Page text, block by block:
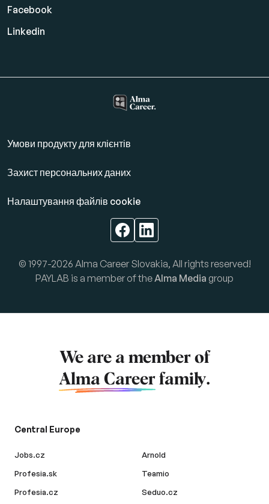
Facebook
Linkedin
Умови продукту для клієнтів
Захист персональних даних
Налаштування файлів cookie
© 1997-2026 Alma Career Slovakia, All rights reserved!
PAYLAB is a member of the Alma Media group
We are a member of
Alma Career family.
Central Europe
Jobs.cz
Profesia.sk
Profesia.cz
Arnold
Teamio
Seduo.cz